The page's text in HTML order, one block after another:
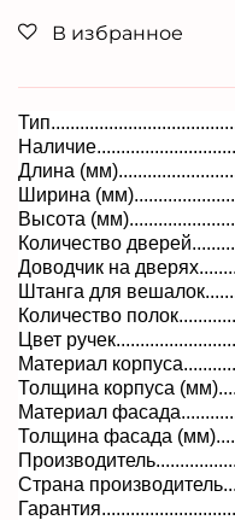
В избранное
Наличие
Длина (мм)....................
Ширина
Высота
Количество
Доводчик на
Штанга для
Количество
Цвет
Материал
Толщина корпуса
Материал
Толщина фасада
Страна